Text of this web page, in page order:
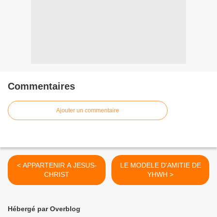
Commentaires
Ajouter un commentaire
< APPARTENIR A JESUS-
CHRIST
LE MODELE D'AMITIE DE
YHWH >
Hébergé par Overblog